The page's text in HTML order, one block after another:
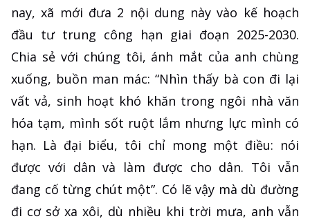
nay, xã mới đưa 2 nội dung này vào kế hoạch
đầu tư trung công hạn giai đoạn 2025-2030.
Chia sẻ với chúng tôi, ánh mắt của anh chùng
xuống, buồn man mác: “Nhìn thấy bà con đi lại
vất vả, sinh hoạt khó khăn trong ngôi nhà văn
hóa tạm, mình sốt ruột lắm nhưng lực mình có
hạn. Là đại biểu, tôi chỉ mong một điều: nói
được với dân và làm được cho dân. Tôi vẫn
đang cố từng chút một”. Có lẽ vậy mà dù đường
đi cơ sở xa xôi, dù nhiều khi trời mưa, anh vẫn